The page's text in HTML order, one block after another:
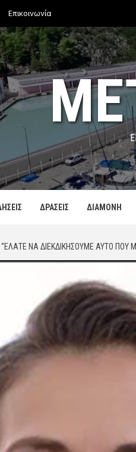
Επικοινωνία
ΔΡΑΣΕΙΣ ΔΙΑΜΟΝΗ
ΝΑ ΔΙΕΚΔΙΚΉΣΟΥΜΕ ΑΥΤΌ ΠΟΥ